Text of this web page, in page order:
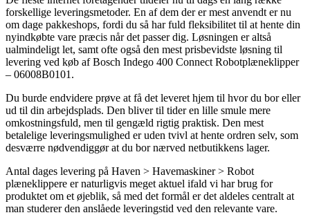
forskellige leveringsmetoder. En af dem der er mest anvendt er nu
om dage pakkeshops, fordi du så har fuld fleksibilitet til at hente din
nyindkøbte vare præcis når det passer dig. Løsningen er altså
ualmindeligt let, samt ofte også den mest prisbevidste løsning til
levering ved køb af Bosch Indego 400 Connect Robotplæneklipper
– 06008B0101.
Du burde endvidere prøve at få det leveret hjem til hvor du bor eller
ud til din arbejdsplads. Den bliver til tider en lille smule mere
omkostningsfuld, men til gengæld rigtig praktisk. Den mest
betalelige leveringsmulighed er uden tvivl at hente ordren selv, som
desværre nødvendiggør at du bor nærved netbutikkens lager.
Antal dages levering på Haven > Havemaskiner > Robot
plæneklippere er naturligvis meget aktuel ifald vi har brug for
produktet om et øjeblik, så med det formål er det aldeles centralt at
man studerer den anslåede leveringstid ved den relevante vare.